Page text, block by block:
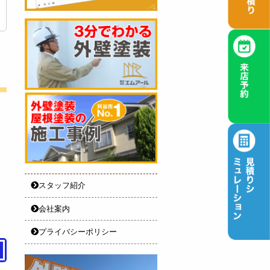
スタッフ紹介
会社案内
プライバシーポリシー